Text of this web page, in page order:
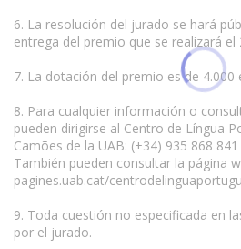
6. La resolución del jurado se hará
entrega del premio que se realizará
7. La dotación del premio es de
8. Para cualquier información o
pueden dirigirse al Centro de Língua
Camões de la UAB: (+34) 935 868
También pueden consultar la página
pagines.uab.cat/
9. Toda cuestión no especificada en
por el jurado.